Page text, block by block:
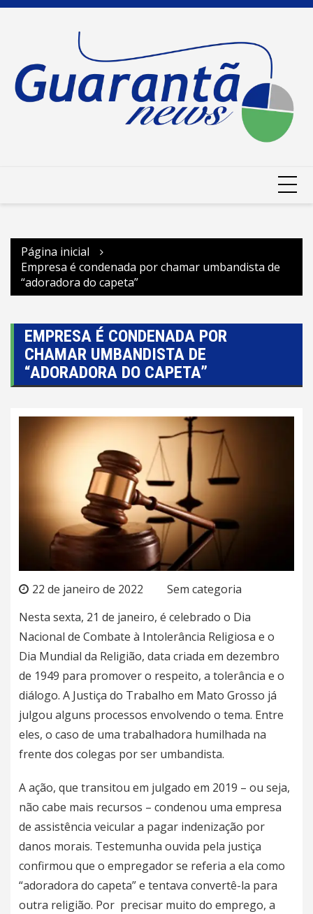
Ir
Página inicial
Empresa é condenada por chamar umbandista de
“adoradora do capeta”
EMPRESA É CONDENADA POR
CHAMAR UMBANDISTA DE
“ADORADORA DO CAPETA”
22 de janeiro de 2022
Sem categoria
Nesta sexta, 21 de janeiro, é celebrado o Dia
Nacional de Combate à Intolerância Religiosa e o
Dia Mundial da Religião, data criada em dezembro
de 1949 para promover o respeito, a tolerância e o
diálogo. A Justiça do Trabalho em Mato Grosso já
julgou alguns processos envolvendo o tema. Entre
eles, o caso de uma trabalhadora humilhada na
frente dos colegas por ser umbandista.
A ação, que transitou em julgado em 2019 – ou seja,
não cabe mais recursos – condenou uma empresa
de assistência veicular a pagar indenização por
danos morais. Testemunha ouvida pela justiça
confirmou que o empregador se referia a ela como
“adoradora do capeta” e tentava convertê-la para
outra religião. Por precisar muito do emprego, a